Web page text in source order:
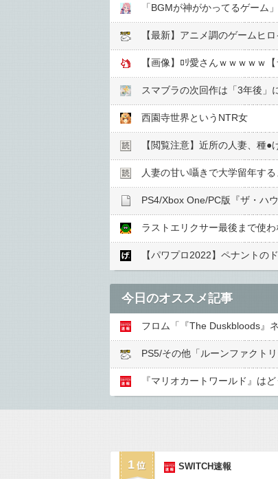
「BGMが神がかってるゲーム
【最新】アニメ調のゲームヒ
【画像】ﾛﾘ愛さんｗｗｗｗｗ
スマブラの次回作は「3年後」
西園寺世界というNTR女
【閲覧注意】近所の人妻、種●︎
人妻の甘い囁きで大学留年す
ラストエリクサー最後まで使
【パワプロ2022】ペナントの
今日のオススメ記事
フロム「『The Duskbloods』
PS5/その他「ルーンファクト
『マリオカートワールド』は
1 SWITCH速報